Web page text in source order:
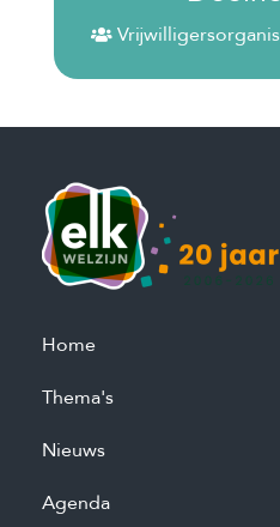
Home
Thema's
Nieuws
Agenda